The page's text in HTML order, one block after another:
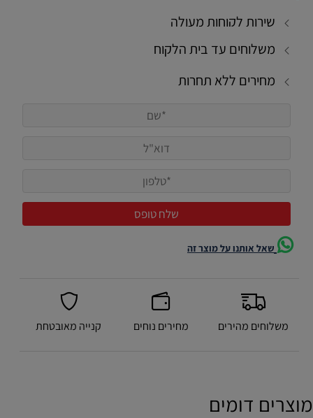
שירות לקוחות מעולה
משלוחים עד בית הלקוח
מחירים ללא תחרות
שאל אותנו על מוצר זה
משלוחים מהירים מחירים נוחים קנייה מאובטחת
מוצרים דומים